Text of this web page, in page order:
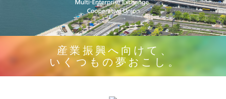
産業振興へ向けて、
いくつもの夢おこし。